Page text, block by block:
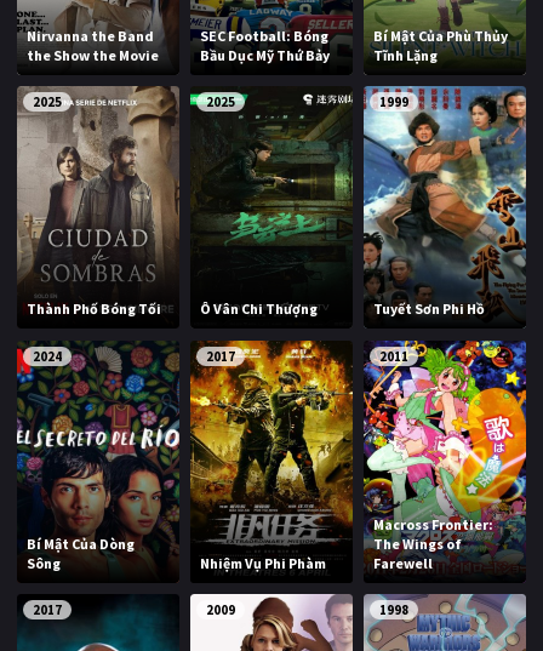
Nirvanna the Band
the Show the Movie
SEC Football: Bóng
Bầu Dục Mỹ Thứ Bảy
Bí Mật Của Phù Thủy
Tĩnh Lặng
2025
Thành Phố Bóng Tối
2025
Ô Vân Chi Thượng
1999
Tuyết Sơn Phi Hồ
2024
Bí Mật Của Dòng
Sông
2017
Nhiệm Vụ Phi Phàm
2011
Macross Frontier:
The Wings of
Farewell
2017 2009 1998